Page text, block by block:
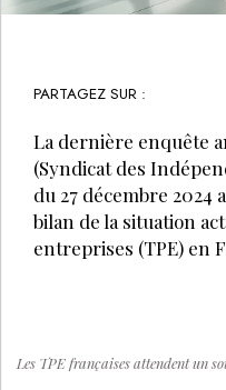
PARTAGEZ SUR :
La dernière enquête
(Syndicat des
du 27 décembre 2024
bilan de la situation
entreprises (TPE) en
Les TPE françaises attendent un